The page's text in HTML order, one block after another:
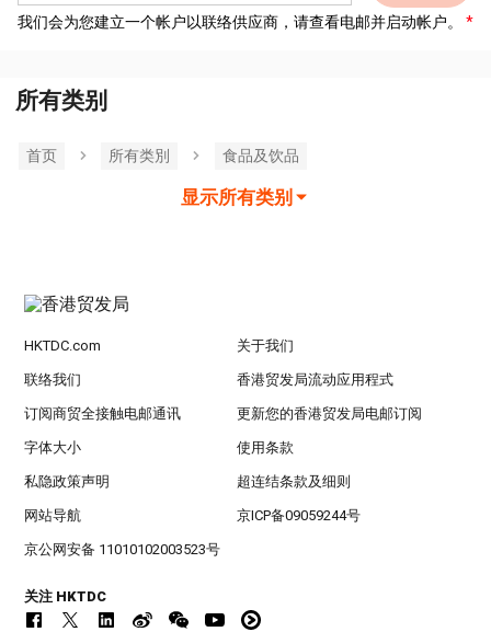
我们会为您建立一个帐户以联络供应商，请查看电邮并启动帐户。
所有类别
首页 所有类別 食品及饮品
显示所有类别
HKTDC.com 关于我们
联络我们 香港贸发局流动应用程式
订阅商贸全接触电邮通讯 更新您的香港贸发局电邮订阅
字体大小 使用条款
私隐政策声明 超连结条款及细则
网站导航 京ICP备09059244号
京公网安备 11010102003523号
关注 HKTDC